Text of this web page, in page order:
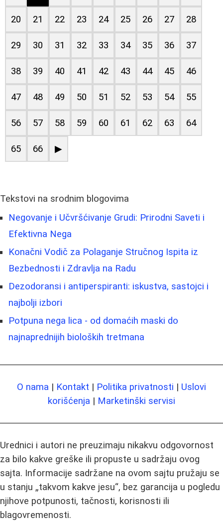
20 21 22 23 24 25 26 27 28
29 30 31 32 33 34 35 36 37
38 39 40 41 42 43 44 45 46
47 48 49 50 51 52 53 54 55
56 57 58 59 60 61 62 63 64
65 66 ▶
Tekstovi na srodnim blogovima
Negovanje i Učvršćivanje Grudi: Prirodni Saveti i
Efektivna Nega
Konačni Vodič za Polaganje Stručnog Ispita iz
Bezbednosti i Zdravlja na Radu
Dezodoransi i antiperspiranti: iskustva, sastojci i
najbolji izbori
Potpuna nega lica - od domaćih maski do
najnaprednijih bioloških tretmana
O nama | Kontakt | Politika privatnosti | Uslovi
korišćenja | Marketinški servisi
Urednici i autori ne preuzimaju nikakvu odgovornost
za bilo kakve greške ili propuste u sadržaju ovog
sajta. Informacije sadržane na ovom sajtu pružaju se
u stanju „takvom kakve jesu“, bez garancija u pogledu
njihove potpunosti, tačnosti, korisnosti ili
blagovremenosti.